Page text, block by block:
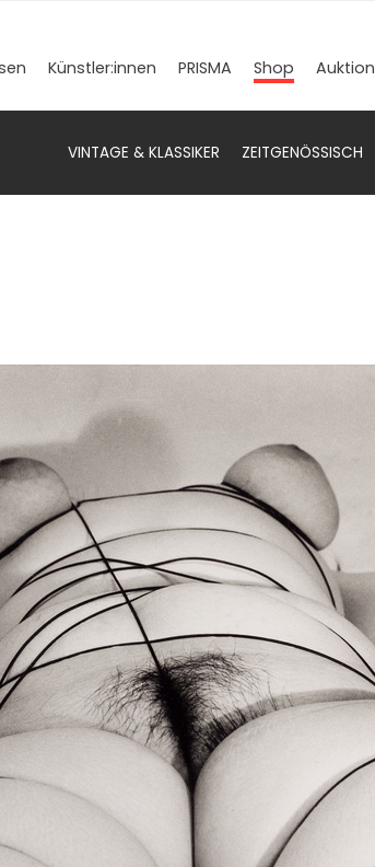
Künstler­:innen PRISMA Shop Auktion
VINTAGE & KLASSIKER ZEITGENÖSSISCH